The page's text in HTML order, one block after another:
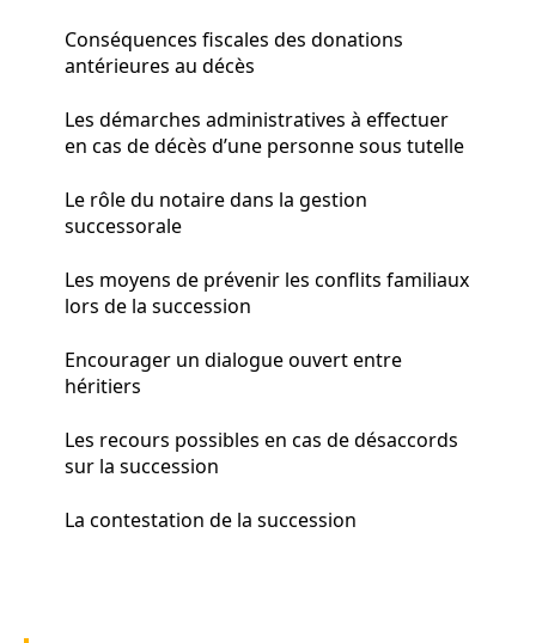
Conséquences fiscales des donations
antérieures au décès
Les démarches administratives à effectuer
en cas de décès d’une personne sous tutelle
Le rôle du notaire dans la gestion
successorale
Les moyens de prévenir les conflits familiaux
lors de la succession
Encourager un dialogue ouvert entre
héritiers
Les recours possibles en cas de désaccords
sur la succession
La contestation de la succession